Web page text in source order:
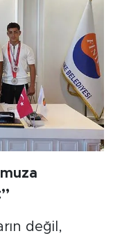
değil,